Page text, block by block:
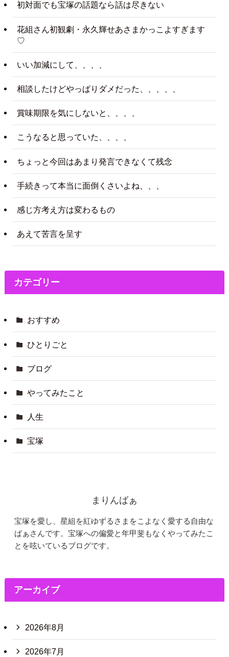
初対面でも宝塚の話題なら話は尽きない
花組さん初観劇・永久輝せあさまかっこよすぎます
♡
いい加減にして、、、、
相談したけどやっぱりダメだった、、、、、
賞味期限を気にしないと、、、、
こうなると思っていた、、、、
ちょっと今回はあまり発言できなくて残念
手続きって本当に面倒くさいよね、、、
感じ方考え方は変わるもの
あえて苦言を呈す
カテゴリー
おすすめ
ひとりごと
ブログ
やってみたこと
人生
宝塚
まりんばぁ
宝塚を愛し、星組を紅ゆずるさまをこよなく愛する自由な
ばぁさんです。宝塚への偏愛と年甲斐もなくやってみたこ
とを呟いているブログです。
アーカイブ
2026年8月
2026年7月